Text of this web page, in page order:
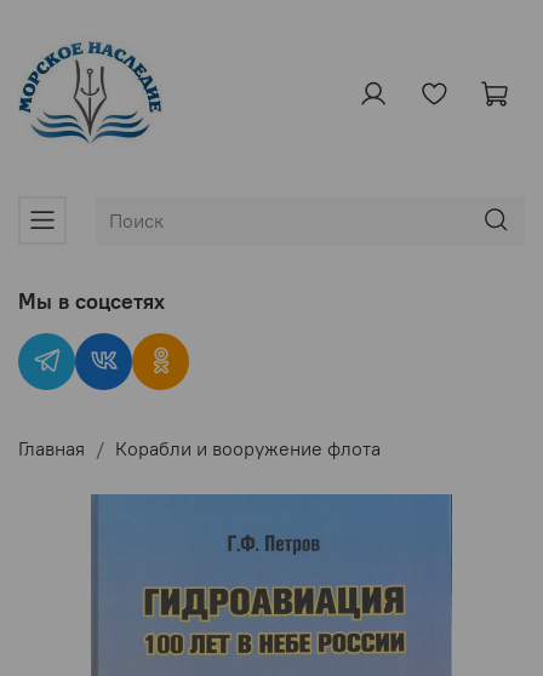
Главная Корабли и вооружение флота
Мы в соцсетях